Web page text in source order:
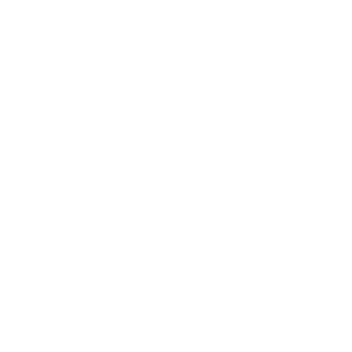
website
Analytische
kunnen wij
zoals